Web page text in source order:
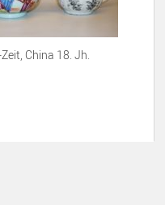
China 18. Jh.